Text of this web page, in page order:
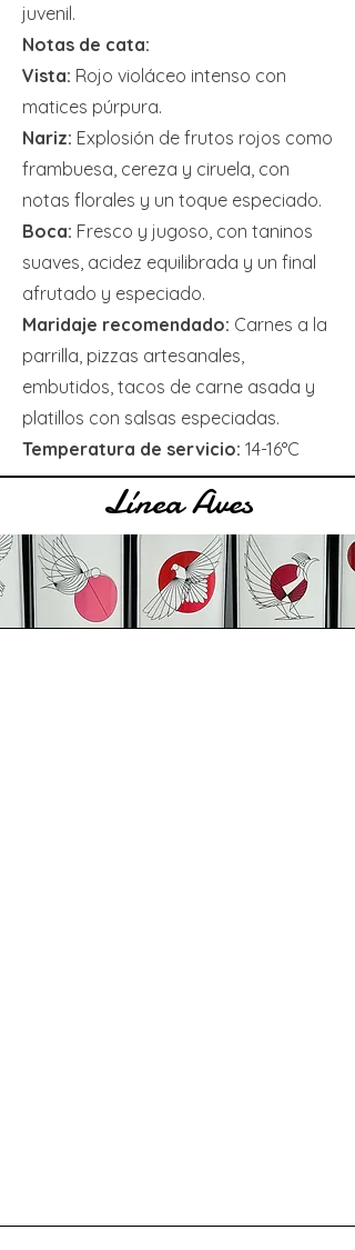
juvenil.
Notas de cata:
Vista: Rojo violáceo intenso con
matices púrpura.
Nariz: Explosión de frutos rojos como
frambuesa, cereza y ciruela, con
notas florales y un toque especiado.
Boca: Fresco y jugoso, con taninos
suaves, acidez equilibrada y un final
afrutado y especiado.
Maridaje recomendado: Carnes a la
parrilla, pizzas artesanales,
embutidos, tacos de carne asada y
platillos con salsas especiadas.
Temperatura de servicio: 14-16°C
Línea Aves